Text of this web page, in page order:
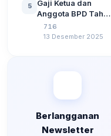
Berdasarkan UU No
3 Tahun 2024
5
Gaji Ketua dan
Anggota BPD Tahun
2026, Berapa
Besarannya? Ada
716
13 Desember 2025
Berlangganan
Newsletter